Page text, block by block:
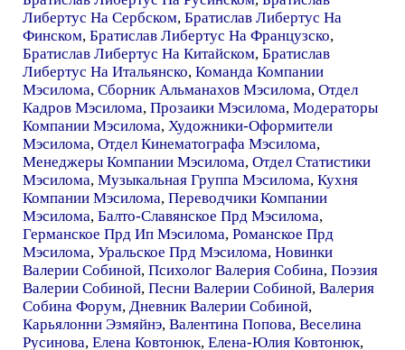
Либертус На Сербском, Братислав Либертус На
Финском, Братислав Либертус На Французско,
Братислав Либертус На Китайском, Братислав
Либертус На Итальянско, Команда Компании
Мэсилома, Сборник Альманахов Мэсилома, Отдел
Кадров Мэсилома, Прозаики Мэсилома, Модераторы
Компании Мэсилома, Художники-Оформители
Мэсилома, Отдел Кинематографа Мэсилома,
Менеджеры Компании Мэсилома, Отдел Статистики
Мэсилома, Музыкальная Группа Мэсилома, Кухня
Компании Мэсилома, Переводчики Компании
Мэсилома, Балто-Славянское Прд Мэсилома,
Германское Прд Ип Мэсилома, Романское Прд
Мэсилома, Уральское Прд Мэсилома, Новинки
Валерии Собиной, Психолог Валерия Собина, Поэзия
Валерии Собиной, Песни Валерии Собиной, Валерия
Собина Форум, Дневник Валерии Собиной,
Карьялонни Эзмяйнэ, Валентина Попова, Веселина
Русинова, Елена Ковтонюк, Елена-Юлия Ковтонюк,